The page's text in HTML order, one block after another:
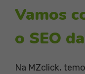
Vamos
o SEO
Na MZclick,